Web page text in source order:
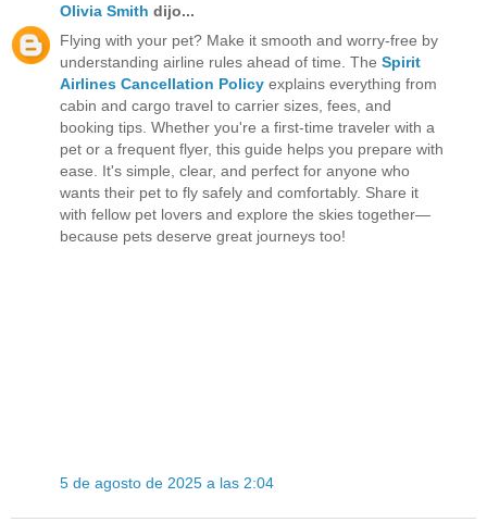
Olivia Smith dijo...
Flying with your pet? Make it smooth and worry-free by
understanding airline rules ahead of time. The Spirit
Airlines Cancellation Policy explains everything from
cabin and cargo travel to carrier sizes, fees, and
booking tips. Whether you're a first-time traveler with a
pet or a frequent flyer, this guide helps you prepare with
ease. It's simple, clear, and perfect for anyone who
wants their pet to fly safely and comfortably. Share it
with fellow pet lovers and explore the skies together—
because pets deserve great journeys too!
5 de agosto de 2025 a las 2:04